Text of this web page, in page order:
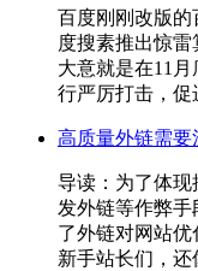
百度刚刚改版
度搜素推出惊
大意就是在11
行严厉打击，促
高质量外链需要
导读：为了体
发外链等作弊
了外链对网站
新手站长们，